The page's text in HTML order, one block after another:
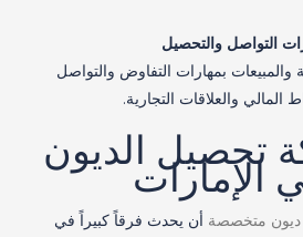
التواصل والتحصيل
والمبيعات بمهارات التفاوض والتواصل
المالي والعلاقات التجارية.
تحصيل الديون
الإمارات
متخصصة أن يحدث فرقاً كبيراً في